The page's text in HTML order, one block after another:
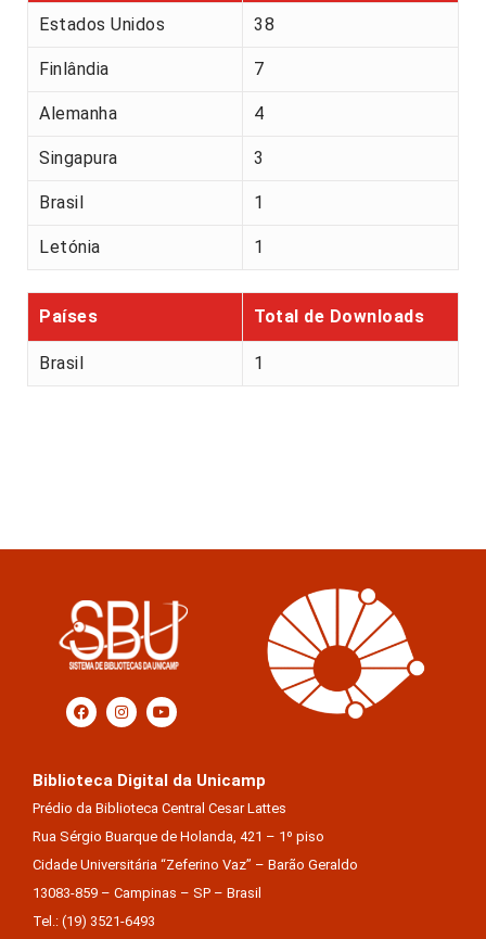
Estados Unidos 38
Finlândia 7
Alemanha 4
Singapura 3
Brasil 1
Letónia 1
Países Total de Downloads
Brasil 1
Biblioteca Digital da Unicamp
Prédio da Biblioteca Central Cesar Lattes
Rua Sérgio Buarque de Holanda, 421 – 1º piso
Cidade Universitária “Zeferino Vaz” – Barão Geraldo
13083-859 – Campinas – SP – Brasil
Tel.: (19) 3521-6493